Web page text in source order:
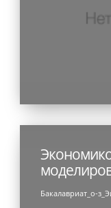
Бакалавриат_о-